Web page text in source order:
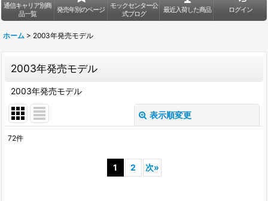
通信キャリア別商
品一覧
発売年別のページ
モックセンター公
式ブログ
最近入荷した商品 ログイン
ホーム > 2003年発売モデル
2003年発売モデル
2003年発売モデル
表示順変更
72件
1 2 次»